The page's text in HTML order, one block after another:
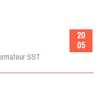
20
05
SST